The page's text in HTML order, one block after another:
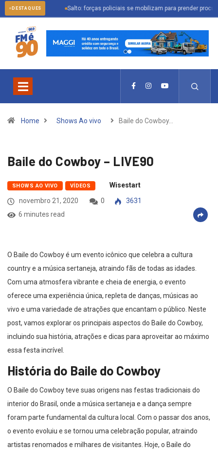
DESTAQUES Salto: forças policiais se mobilizam para prender procurado
Home Shows Ao vivo Baile do Cowboy…
Baile do Cowboy – LIVE90
SHOWS AO VIVO VÍDEOS
Wisestart
novembro 21, 2020
0
3631
6 minutes read
O Baile do Cowboy é um evento icônico que celebra a cultura
country e a música sertaneja, atraindo fãs de todas as idades.
Com uma atmosfera vibrante e cheia de energia, o evento
oferece uma experiência única, repleta de danças, músicas ao
vivo e uma variedade de atrações que encantam o público. Neste
post, vamos explorar os principais aspectos do Baile do Cowboy,
incluindo sua história, atrações e dicas para aproveitar ao máximo
essa festa incrível.
História do Baile do Cowboy
O Baile do Cowboy teve suas origens nas festas tradicionais do
interior do Brasil, onde a música sertaneja e a dança sempre
foram parte fundamental da cultura local. Com o passar dos anos,
o evento evoluiu e se tornou uma celebração popular, atraindo
artistas renomados e milhares de visitantes. Hoje, o Baile do